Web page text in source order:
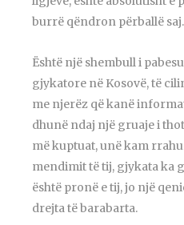
burrë qëndron përballë saj.
Është një shembull i
gjykatore në Kosovë, të
me njerëz që kanë
dhunë ndaj një gruaje i
më kuptuat, unë kam
mendimit të tij, gjykata ka
është pronë e tij, jo një
drejta të barabarta.